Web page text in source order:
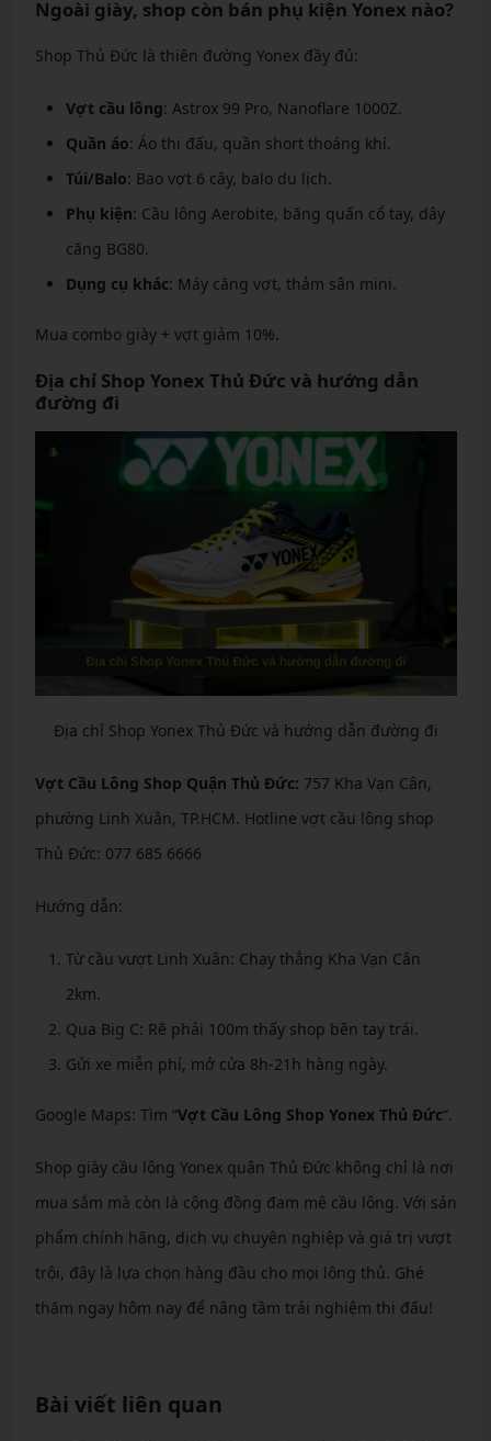
Ngoài giày, shop còn bán phụ kiện Yonex nào?
Shop Thủ Đức là thiên đường Yonex đầy đủ:
Vợt cầu lông: Astrox 99 Pro, Nanoflare 1000Z.
Quần áo: Áo thi đấu, quần short thoáng khí.
Túi/Balo: Bao vợt 6 cây, balo du lịch.
Phụ kiện: Cầu lông Aerobite, băng quấn cổ tay, dây
căng BG80.
Dụng cụ khác: Máy căng vợt, thảm sân mini.
Mua combo giày + vợt giảm 10%.
Địa chỉ Shop Yonex Thủ Đức và hướng dẫn
đường đi
Địa chỉ Shop Yonex Thủ Đức và hướng dẫn đường đi
Vợt Cầu Lông Shop Quận Thủ Đức: 757 Kha Vạn Cân,
phường Linh Xuân, TP.HCM. Hotline vợt cầu lông shop
Thủ Đức: 077 685 6666
Hướng dẫn:
Từ cầu vượt Linh Xuân: Chạy thẳng Kha Vạn Cân
2km.
Qua Big C: Rẽ phải 100m thấy shop bên tay trái.
Gửi xe miễn phí, mở cửa 8h-21h hàng ngày.
Google Maps: Tìm “Vợt Cầu Lông Shop Yonex Thủ Đức“.
Shop giày cầu lông Yonex quận Thủ Đức không chỉ là nơi
mua sắm mà còn là cộng đồng đam mê cầu lông. Với sản
phẩm chính hãng, dịch vụ chuyên nghiệp và giá trị vượt
trội, đây là lựa chọn hàng đầu cho mọi lông thủ. Ghé
thăm ngay hôm nay để nâng tầm trải nghiệm thi đấu!
Bài viết liên quan